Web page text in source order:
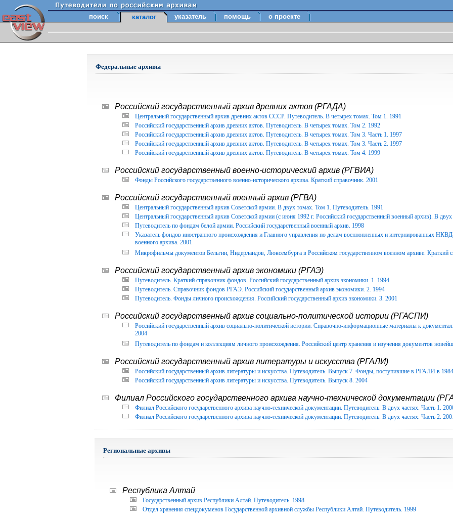
поиск каталог указатель помощь о проекте
Федеральные архивы
Российский государственный архив древних актов (РГАДА)
Центральный государственный архив древних актов СССР. Путеводитель. В четырех томах. Том 1. 1991
Российский государственный архив древних актов. Путеводитель. В четырех томах. Том 2. 1992
Российский государственный архив древних актов. Путеводитель. В четырех томах. Том 3. Часть 1. 1997
Российский государственный архив древних актов. Путеводитель. В четырех томах. Том 3. Часть 2. 1997
Российский государственный архив древних актов. Путеводитель. В четырех томах. Том 4. 1999
Российский государственный военно-исторический архив (РГВИА)
Фонды Российского государственного военно-исторического архива. Краткий справочник. 2001
Российский государственный военный архив (РГВА)
Центральный государственный архив Советской армии. В двух томах. Том 1. Путеводитель. 1991
Центральный государственный архив Советской армии (с июня 1992 г. Российский государственный военный архив). В
Путеводитель по фондам белой армии. Российский государственный военный архив. 1998
Указатель фондов иностранного происхождения и Главного управления по делам военнопленных и интернированных
военного архива. 2001
Микрофильмы документов Бельгии, Нидерландов, Люксембурга в Российском государственном военном архиве. Краткий
Российский государственный архив экономики (РГАЭ)
Путеводитель. Краткий справочник фондов. Российский государственный архив экономики. 1. 1994
Путеводитель. Справочник фондов РГАЭ. Российский государственный архив экономики. 2. 1994
Путеводитель. Фонды личного происхождения. Российский государственный архив экономики. 3. 2001
Российский государственный архив социально-политической истории (РГАСПИ)
Российский государственный архив социально-политической истории. Справочно-информационные материалы к
2004
Путеводитель по фондам и коллекциям личного происхождения. Российский центр хранения и изучения документов
Российский государственный архив литературы и искусства (РГАЛИ)
Российский государственный архив литературы и искусства. Путеводитель. Выпуск 7. Фонды, поступившие в РГАЛИ в
Российский государственный архив литературы и искусства. Путеводитель. Выпуск 8. 2004
Филиал Российского государственного архива научно-технической документации
Филиал Российского государственного архива научно-технической документации. Путеводитель. В двух частях. Часть 1.
Филиал Российского государственного архива научно-технической документации. Путеводитель. В двух частях. Часть 2.
Региональные архивы
Республика Алтай
Государственный архив Республики Алтай. Путеводитель. 1998
Отдел хранения спецдокуменов Государственной архивной службы Республики Алтай. Путеводитель. 1999